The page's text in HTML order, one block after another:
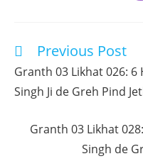
Read
articles
Previous Post
Granth 03 Likhat 026:
Singh Ji de Greh Pind
Granth 03 Likhat
Singh de